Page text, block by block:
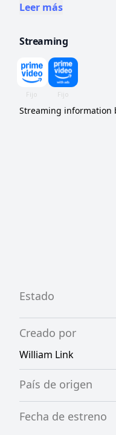
Leer más
Streaming
Streaming information
Estado
Creado por
William Link
País de origen
Fecha de estreno